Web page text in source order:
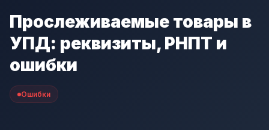
Прослеживаемые товары в
УПД: реквизиты, РНПТ и
ошибки
Ошибки